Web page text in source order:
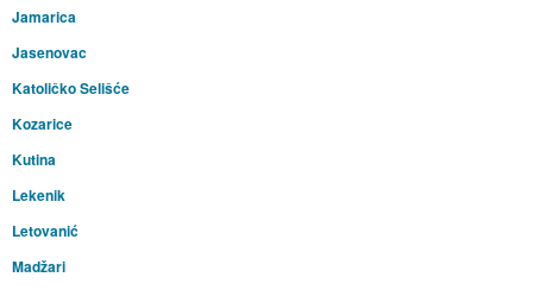
Jamarica
Jasenovac
Katoličko Selišće
Kozarice
Kutina
Lekenik
Letovanić
Madžari